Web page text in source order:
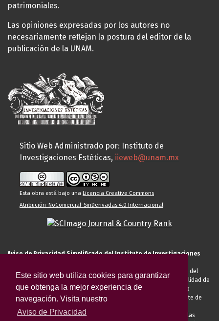
Este sitio web utiliza cookies para garantizar
que obtenga la mejor experiencia de
navegación. Visita nuestro
Aviso de Privacidad
patrimoniales.
Las opiniones expresadas por los autores no
necesariamente reflejan la postura del editor de la
publicación de la UNAM.
Sitio Web Administrado por: Instituto de
Investigaciones Estéticas, iieweb@unam.mx
Esta obra está bajo una Licencia Creative Commons
Atribución-NoComercial-SinDerivadas 4.0 Internacional.
Aviso de Privacidad Simplificado del Instituto de Investigaciones
El Instituto de Investigaciones Estéticas de la UNAM, es responsable del
tratamiento de sus datos personales para el registro de usted en calidad de
alumno, docente, personal de la entidad académica, conferencista o
invitado externo (nacional o extranjero), visitante, proveedor o cliente de
anteriormente descritas u otras aquellas exigidas legalmente o por las